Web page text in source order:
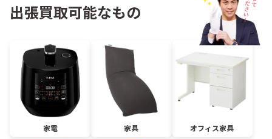
出張買取可能なもの
家電 家具 オフィス家具